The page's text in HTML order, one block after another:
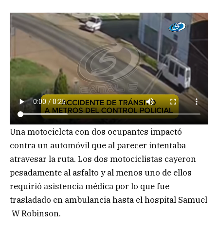
Una motocicleta con dos ocupantes impactó
contra un automóvil que al parecer intentaba
atravesar la ruta. Los dos motociclistas cayeron
pesadamente al asfalto y al menos uno de ellos
requirió asistencia médica por lo que fue
trasladado en ambulancia hasta el hospital Samuel
W Robinson.